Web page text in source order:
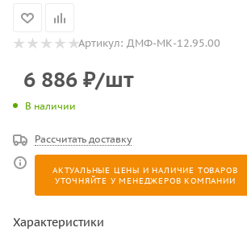
Артикул: ДМФ-МК-12.95.00
6 886 ₽/шт
В наличии
Рассчитать доставку
АКТУАЛЬНЫЕ ЦЕНЫ И НАЛИЧИЕ ТОВАРОВ
УТОЧНЯЙТЕ У МЕНЕДЖЕРОВ КОМПАНИИ
Характеристики